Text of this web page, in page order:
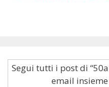
Segui tutti i post di
email